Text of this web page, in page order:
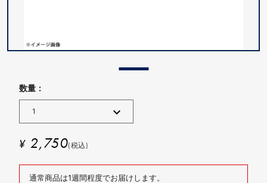
数量 :
¥ 2,750(税込)
通常商品は1週間程度でお届けします。